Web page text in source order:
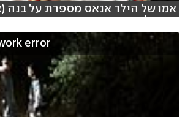
אמו של הילד אנאס מספרת על בנה
ספאק)
error